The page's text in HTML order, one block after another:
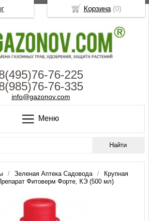
76-225
76-335
info@gazonov.com
Меню
Зеленая Аптека Садовода
Крупная
Фитоверм Форте, КЭ (500 мл)
Корзина(0)